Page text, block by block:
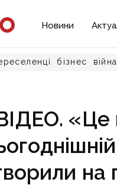
Новини
бізнес війна
на